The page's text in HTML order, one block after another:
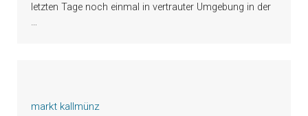
letzten Tage noch einmal in vertrauter Umgebung in der
…
markt kallmünz